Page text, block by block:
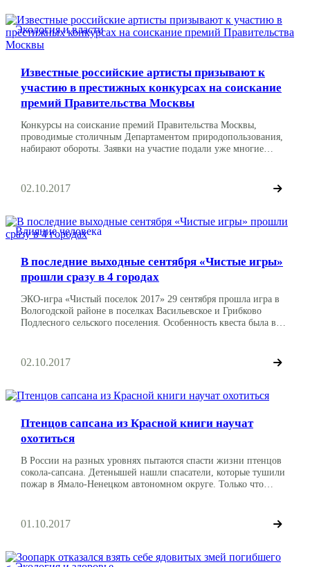
исследователя, к проблеме […]
Экология и власти
Известные российские артисты призывают к
участию в престижных конкурсах на соискание
премий Правительства Москвы
Конкурсы на соискание премий Правительства Москвы,
проводимые столичным Департаментом природопользования,
набирают обороты. Заявки на участие подали уже многие
известные российские артисты. Буквально на днях в
официальном инстаграме столичного Департамента
Маликова, Аниты Цой , певицы Алсу к […]
02.10.2017
Влияние человека
В последние выходные сентября «Чистые игры»
прошли сразу в 4 городах
ЭКО-игра «Чистый поселок 2017» 29 сентября прошла игра в
Вологодской районе в поселках Васильевское и Грибково
Подлесного сельского поселения. Особенность квеста была в
которые совместными усилиями собрали 114 мешков мусора.
Помимо мусора были найдены такие занятные вещи, как
02.10.2017
Влияние человека
Птенцов сапсана из Красной книги научат
охотиться
В России на разных уровнях пытаются спасти жизни птенцов
сокола-сапсана. Детенышей нашли спасатели, которые тушили
пожар в Ямало-Ненецком автономном округе. Только что
их приютил замдиректора заповедника в селе Красноселькуп.
Они подросли и соколят решили выпустить на волю. Но
01.10.2017